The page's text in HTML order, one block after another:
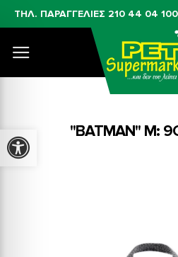
ΤΗΛ. ΠΑΡΑΓΓΕΛΙΕΣ 210 44 04 100
"BATMAN" M:
Προσβασιμότητα